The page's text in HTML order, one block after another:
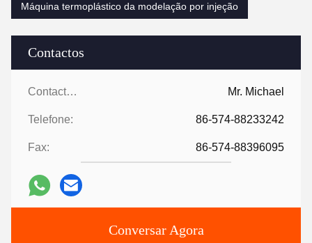
Contactos
Contactos: Mr. Michael
Telefone: 86-574-88233242
Fax: 86-574-88396095
Conversar Agora
Máquina termoplástico da modelação por injeção